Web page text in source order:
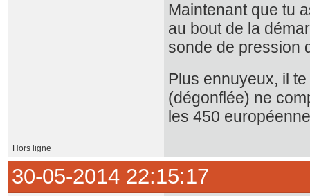
Maintenant que tu
au bout de la
sonde de pression
Plus ennuyeux, il
(dégonflée) ne
les 450
Hors ligne
30-05-2014 22:15:17